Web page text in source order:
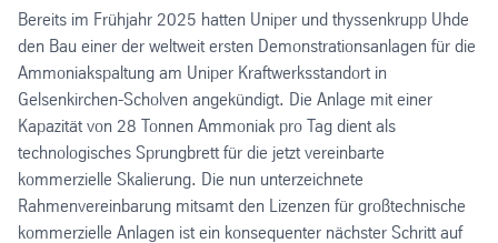
Bereits im Frühjahr 2025 hatten Uniper und thyssenkrupp Uhde
den Bau einer der weltweit ersten Demonstrationsanlagen für die
Ammoniakspaltung am Uniper Kraftwerksstandort in
Gelsenkirchen-Scholven angekündigt. Die Anlage mit einer
Kapazität von 28 Tonnen Ammoniak pro Tag dient als
technologisches Sprungbrett für die jetzt vereinbarte
kommerzielle Skalierung. Die nun unterzeichnete
Rahmenvereinbarung mitsamt den Lizenzen für großtechnische
kommerzielle Anlagen ist ein konsequenter nächster Schritt auf